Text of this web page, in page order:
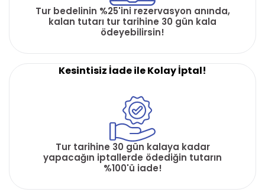
Tur bedelinin %25'ini rezervasyon anında,
kalan tutarı tur tarihine 30 gün kala
ödeyebilirsin!
Kesintisiz İade ile Kolay İptal!
Tur tarihine 30 gün kalaya kadar
yapacağın iptallerde ödediğin tutarın
%100'ü iade!